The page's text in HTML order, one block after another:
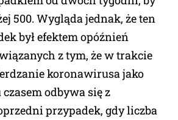
500. Wygląda jednak, że ten
był efektem opóźnień
z tym, że w trakcie
koronawirusa jako
odbywa się z
przypadek, gdy liczba